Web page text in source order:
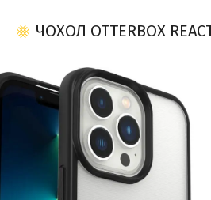
ЧОХОЛ OTTERBOX